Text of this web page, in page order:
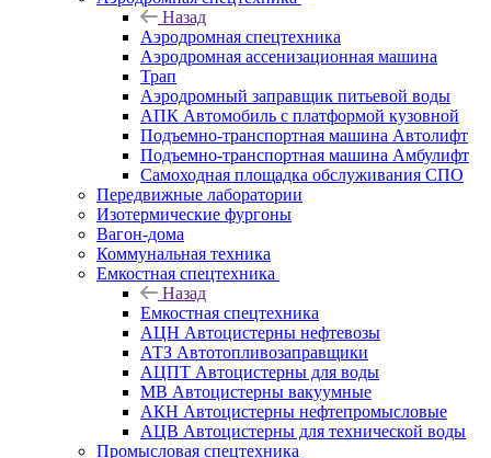
Назад
Аэродромная спецтехника
Аэродромная ассенизационная машина
Трап
Аэродромный заправщик питьевой воды
АПК Автомобиль с платформой кузовной
Подъемно-транспортная машина Автолифт
Подъемно-транспортная машина Амбулифт
Самоходная площадка обслуживания СПО
Передвижные лаборатории
Изотермические фургоны
Вагон-дома
Коммунальная техника
Емкостная спецтехника
Назад
Емкостная спецтехника
АЦН Автоцистерны нефтевозы
АТЗ Автотопливозаправщики
АЦПТ Автоцистерны для воды
МВ Автоцистерны вакуумные
АКН Автоцистерны нефтепромысловые
АЦВ Автоцистерны для технической воды
Промысловая спецтехника